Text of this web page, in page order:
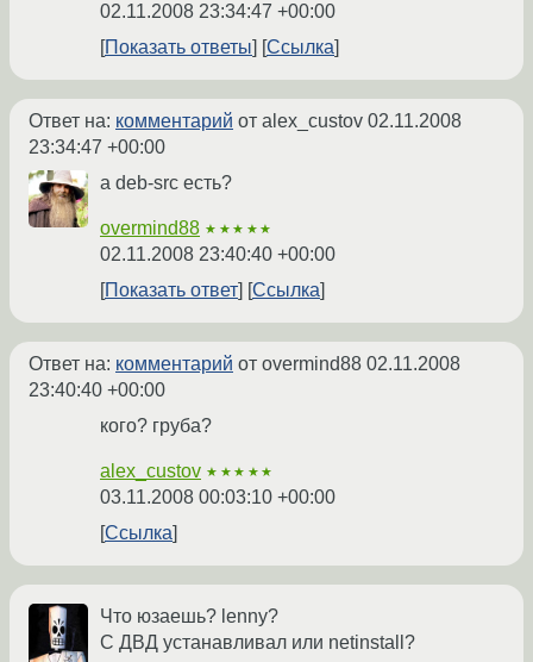
02.11.2008 23:34:47 +00:00
Показать ответы
Ссылка
Ответ на: комментарий от alex_custov 02.11.2008
23:34:47 +00:00
а deb-src есть?
overmind88 ★★★★★
02.11.2008 23:40:40 +00:00
Показать ответ
Ссылка
Ответ на: комментарий от overmind88 02.11.2008
23:40:40 +00:00
кого? груба?
alex_custov ★★★★★
03.11.2008 00:03:10 +00:00
Ссылка
Что юзаешь? lenny?
С ДВД устанавливал или netinstall?